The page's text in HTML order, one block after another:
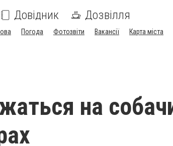
Довідник Дозвілля
Погода Фотозвіти Вакансії Карта міста
на